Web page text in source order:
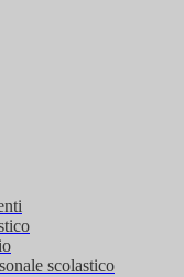
scolastico